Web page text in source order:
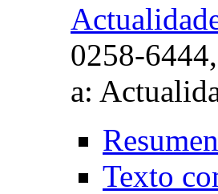
0258-6444,
a:
Resumen
Texto